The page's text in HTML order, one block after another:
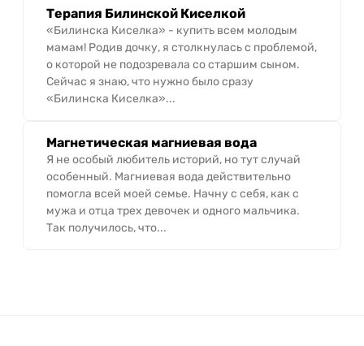
Терапия Билинской Киселкой
«Билинска Киселка» - купить всем молодым
мамам! Родив дочку, я столкнулась с проблемой,
о которой не подозревала со старшим сыном.
Сейчас я знаю, что нужно было сразу
«Билинска Киселка»...
Магнетическая магниевая вода
Я не особый любитель историй, но тут случай
особенный. Магниевая вода действительно
помогла всей моей семье. Начну с себя, как с
мужа и отца трех девочек и одного мальчика.
Так получилось, что...